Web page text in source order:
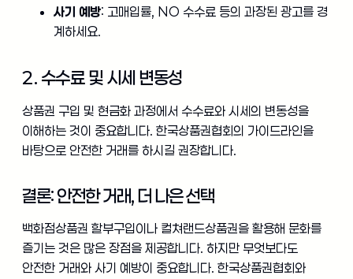
사기 예방: 고매입률, NO 수수료 등의 과장된 광고를 경
계하세요.
2. 수수료 및 시세 변동성
상품권 구입 및 현금화 과정에서 수수료와 시세의 변동성을
이해하는 것이 중요합니다. 한국상품권협회의 가이드라인을
바탕으로 안전한 거래를 하시길 권장합니다.
결론: 안전한 거래, 더 나은 선택
백화점상품권 할부구입이나 컬쳐랜드상품권을 활용해 문화를
즐기는 것은 많은 장점을 제공합니다. 하지만 무엇보다도
안전한 거래와 사기 예방이 중요합니다. 한국상품권협회와